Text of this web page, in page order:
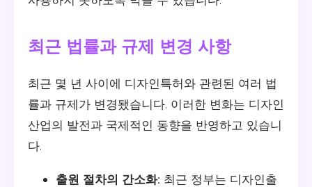
최근 법률과 규제 변경 사항
최근 몇 년 사이에 디자인특허와 관련된 여러 법
률과 규제가 변경됐습니다. 이러한 변화는 디자인
산업의 발전과 국제적인 동향을 반영하고 있습니
다.
출원 절차의 간소화: 최근 정부는 디자인출